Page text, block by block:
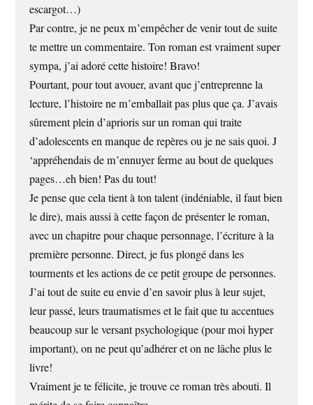
escargot…)
Par contre, je ne peux m’empêcher de venir tout de suite
te mettre un commentaire. Ton roman est vraiment super
sympa, j’ai adoré cette histoire! Bravo!
Pourtant, pour tout avouer, avant que j’entreprenne la
lecture, l’histoire ne m’emballait pas plus que ça. J’avais
sûrement plein d’aprioris sur un roman qui traite
d’adolescents en manque de repères ou je ne sais quoi. J
‘appréhendais de m’ennuyer ferme au bout de quelques
pages…eh bien! Pas du tout!
Je pense que cela tient à ton talent (indéniable, il faut bien
le dire), mais aussi à cette façon de présenter le roman,
avec un chapitre pour chaque personnage, l’écriture à la
première personne. Direct, je fus plongé dans les
tourments et les actions de ce petit groupe de personnes.
J’ai tout de suite eu envie d’en savoir plus à leur sujet,
leur passé, leurs traumatismes et le fait que tu accentues
beaucoup sur le versant psychologique (pour moi hyper
important), on ne peut qu’adhérer et on ne lâche plus le
livre!
Vraiment je te félicite, je trouve ce roman très abouti. Il